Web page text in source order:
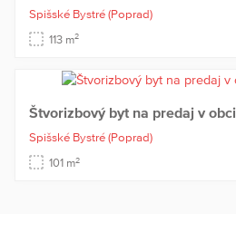
Spišské Bystré (Poprad)
113 m2
Štvorizbový byt na predaj v
Spišské Bystré (Poprad)
101 m2